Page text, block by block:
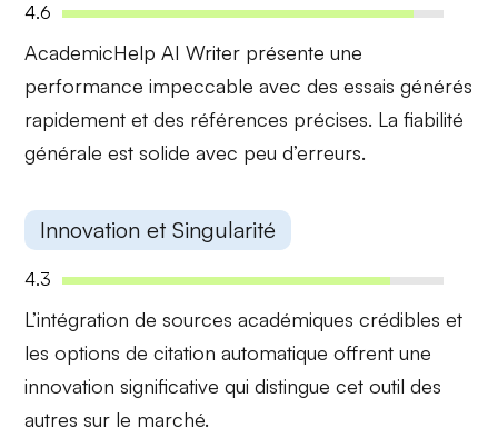
4.6
AcademicHelp AI Writer présente une
performance impeccable avec des essais générés
rapidement et des références précises. La fiabilité
générale est solide avec peu d’erreurs.
Innovation et Singularité
4.3
L’intégration desources académiques crédibles et
les options decitation automatique offrent une
innovation significative qui distingue cet outil des
autres sur le marché.